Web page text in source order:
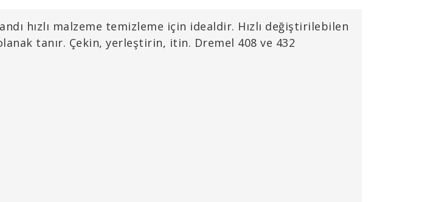
hızlı malzeme temizleme için idealdir. Hızlı değiştirilebilen
tanır. Çekin, yerleştirin, itin. Dremel 408 ve 432